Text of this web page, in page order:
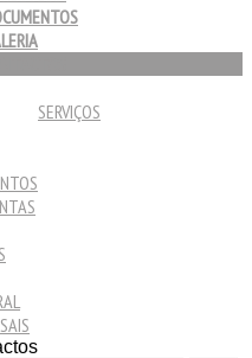
SERVIÇOS